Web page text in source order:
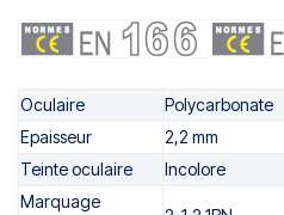
Oculaire
Polycarbonate
Epaisseur
2,2 mm
Teinte oculaire
Incolore
Marquage